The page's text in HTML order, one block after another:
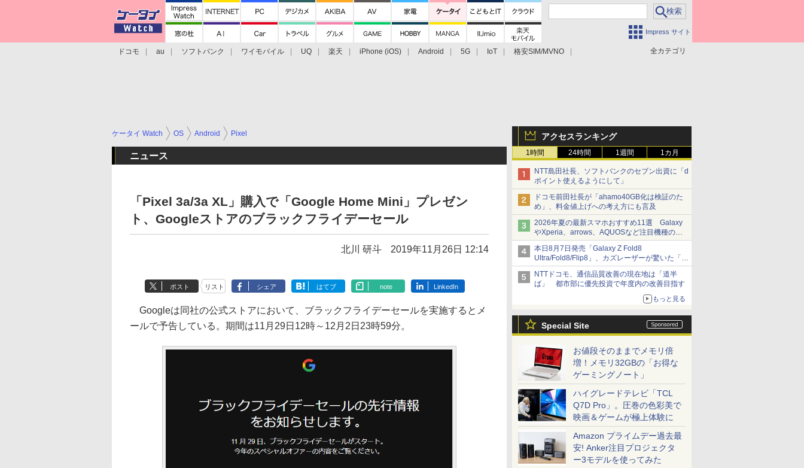
Impress サイト
全カテゴリ
ドコモ au ソフトバンク ワイモバイル UQ 楽天 iPhone (iOS) Android 5G IoT
格安SIM/MVNO
アクセスランキング
1時間 24時間 1週間 1カ月
NTT島田社長、ソフトバンクのセブン出資に「d
ポイント使えるようにして」
ドコモ前田社長が「ahamo40GB化は検証のた
め」、料金値上げへの考え方にも言及
2026年夏の最新スマホおすすめ11選 Galaxy
やXperia、arrows、AQUOSなど注目機種の特
徴は
本日8月7日発売「Galaxy Z Fold8
Ultra/Fold8/Flip8」、カズレーザーが驚いた「そ
ば屋のメニュー並みの薄さ」
NTTドコモ、通信品質改善の現在地は「道半
ば」 都市部に優先投資で年度内の改善目指す
もっと見る
Special Site
お値段そのままでメモリ倍
増！メモリ32GBの「お得な
ゲーミングノート」
ハイグレードテレビ「TCL
Q7D Pro」。圧巻の色彩美で
映画＆ゲームが極上体験に
Amazon プライムデー過去最
安! Anker注目プロジェクタ
ー3モデルを使ってみた
ケータイ Watch OS Android Pixel
ニュース
「Pixel 3a/3a XL」購入で「Google Home Mini」プレゼン
ト、Googleストアのブラックフライデーセール
北川 研斗 2019年11月26日 12:14
ポスト リスト シェア はてブ note LinkedIn
Googleは同社の公式ストアにおいて、ブラックフライデーセールを実施するとメ
ールで予告している。期間は11月29日12時～12月2日23時59分。